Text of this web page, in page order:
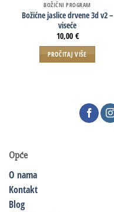
BOŽIĆNI PROGRAM
Božićne jaslice drvene 3d v2 –
viseće
10,00 €
PROČITAJ VIŠE
Opće
O nama
Kontakt
Blog